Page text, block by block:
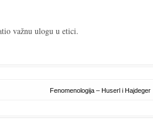
važnu ulogu u etici.
Fenomenologija – Huserl i Hajdeger